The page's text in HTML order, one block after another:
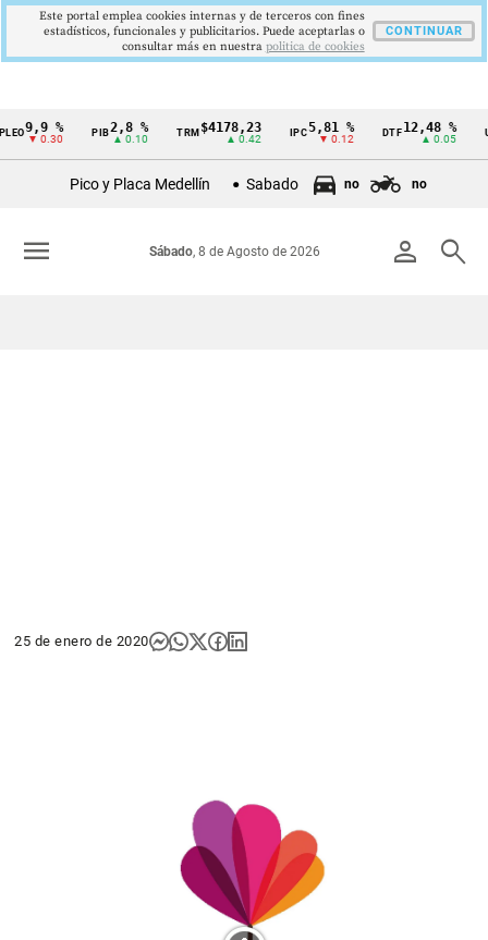
Cintillo
Colombia
9,9 %
▼ 0.30
PIB2,8 %
▲ 0.10
TRM $4178,23
▲ 0.42
5,81 %
▼ 0.12
DTF12,48 %
▲ 0.05
Pico y Placa Medellín Sabado no no
person search
Sábado, 8 de Agosto de 2026
menu
25 de enero de 2020
Este portal emplea cookies internas y de terceros con fines
estadísticos, funcionales y publicitarios. Puede aceptarlas o
consultar más en nuestra politica de cookies
CONTINUAR